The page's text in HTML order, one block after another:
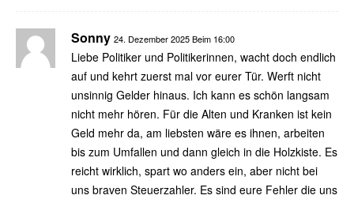
Sonny 24. Dezember 2025 Beim 16:00
Liebe Politiker und Politikerinnen, wacht doch endlich
auf und kehrt zuerst mal vor eurer Tür. Werft nicht
unsinnig Gelder hinaus. Ich kann es schön langsam
nicht mehr hören. Für die Alten und Kranken ist kein
Geld mehr da, am liebsten wäre es ihnen, arbeiten
bis zum Umfallen und dann gleich in die Holzkiste. Es
reicht wirklich, spart wo anders ein, aber nicht bei
uns braven Steuerzahler. Es sind eure Fehler die uns